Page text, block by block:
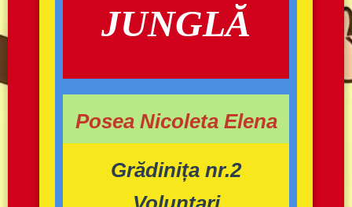
JUNGLĂ
Posea Nicoleta Elena
Grădinița nr.2